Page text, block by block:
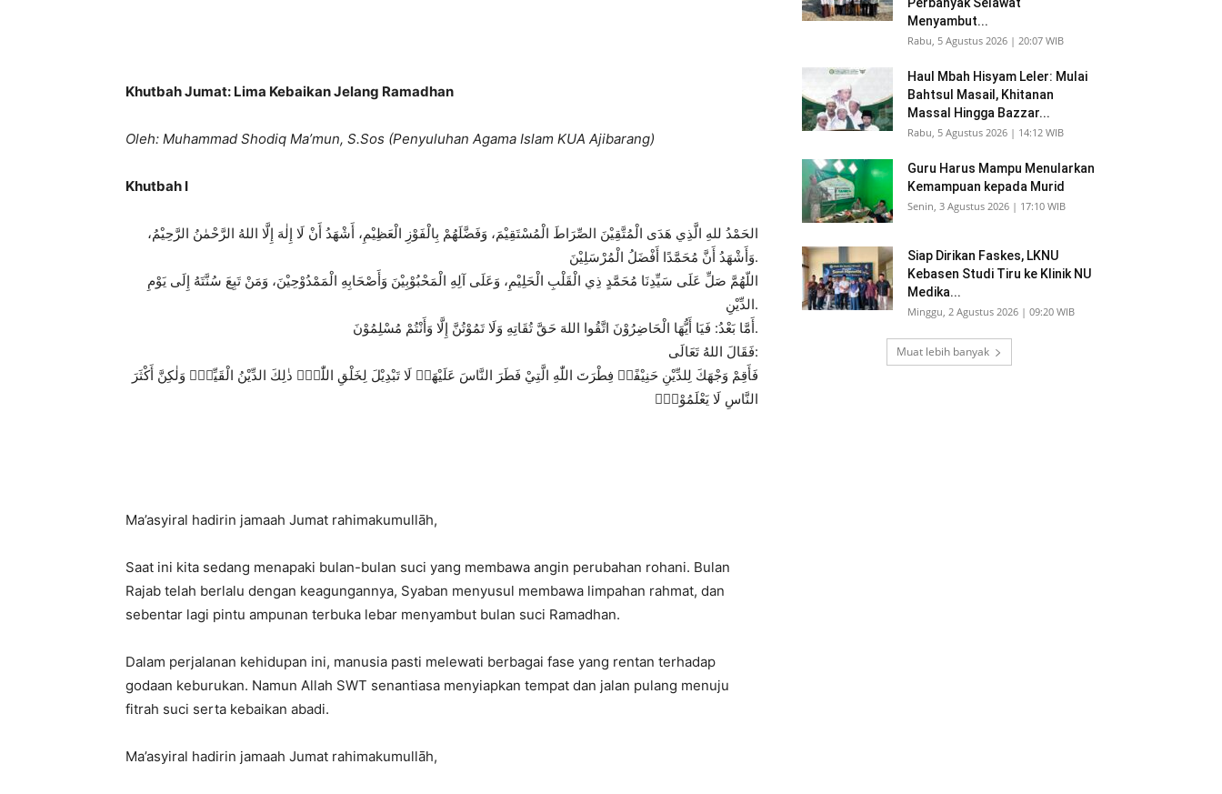
Khutbah Jumat: Lima Kebaikan Jelang Ramadhan
Oleh: Muhammad Shodiq Ma’mun, S.Sos (Penyuluhan Agama Islam KUA Ajibarang)
Khutbah I
الحَمْدُ للهِ الَّذِي هَدَى الْمُتَّقِيْنَ الصِّرَاطَ الْمُسْتَقِيْمَ، وَفَضَّلَهُمْ بِالْفَوْزِ الْعَظِيْمِ، أَشْهَدُ أَنْ لَا إِلٰهَ إِلَّا اللهُ الرَّحْمٰنُ الرَّحِيْمُ،
وَأَشْهَدُ أَنَّ مُحَمَّدًا أَفْضَلُ الْمُرْسَلِيْنَ.
اللّهُمَّ صَلِّ عَلَى سَيِّدِنَا مُحَمَّدٍ ذِي الْقَلْبِ الْحَلِيْمِ، وَعَلَى آلِهِ الْمَحْبُوْبِيْنَ وَأَصْحَابِهِ الْمَمْدُوْحِيْنَ، وَمَنْ تَبِعَ سُنَّتَهُ إِلَى يَوْمِ
الدِّيْنِ.
أَمَّا بَعْدُ: فَيَا أَيُّهَا الْحَاضِرُوْنَ اتَّقُوا اللهَ حَقَّ تُقَاتِهِ وَلَا تَمُوْتُنَّ إِلَّا وَأَنْتُمْ مُسْلِمُوْنَ.
فَقَالَ اللهُ تَعَالَى:
فَأَقِمْ وَجْهَكَ لِلدِّيْنِ حَنِيْفًاۗ فِطْرَتَ اللّٰهِ الَّتِيْ فَطَرَ النَّاسَ عَلَيْهَاۗ لَا تَبْدِيْلَ لِخَلْقِ اللّٰهِۗ ذٰلِكَ الدِّيْنُ الْقَيِّمُۙ وَلٰكِنَّ أَكْثَرَ
النَّاسِ لَا يَعْلَمُوْنَۙ
Ma’asyiral hadirin jamaah Jumat rahimakumullāh,
Saat ini kita sedang menapaki bulan-bulan suci yang membawa angin perubahan rohani. Bulan
Rajab telah berlalu dengan keagungannya, Syaban menyusul membawa limpahan rahmat, dan
sebentar lagi pintu ampunan terbuka lebar menyambut bulan suci Ramadhan.
Dalam perjalanan kehidupan ini, manusia pasti melewati berbagai fase yang rentan terhadap
godaan keburukan. Namun Allah SWT senantiasa menyiapkan tempat dan jalan pulang menuju
fitrah suci serta kebaikan abadi.
Ma’asyiral hadirin jamaah Jumat rahimakumullāh,
Menyambut...
Rabu, 5 Agustus 2026 | 20:07 WIB
Haul Mbah Hisyam Leler: Mulai
Bahtsul Masail, Khitanan
Massal Hingga Bazzar...
Rabu, 5 Agustus 2026 | 14:12 WIB
Guru Harus Mampu Menularkan
Kemampuan kepada Murid
Senin, 3 Agustus 2026 | 17:10 WIB
Siap Dirikan Faskes, LKNU
Kebasen Studi Tiru ke Klinik NU
Medika...
Minggu, 2 Agustus 2026 | 09:20 WIB
Muat lebih banyak